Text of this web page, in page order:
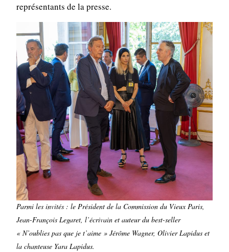
représentants de la presse.
Parmi les invités : le Président de la Commission du Vieux Paris,
Jean-François Legaret, l’écrivain et auteur du best-seller
« N’oublies pas que je t’aime » Jérôme Wagner, Olivier Lapidus et
la chanteuse Yara Lapidus.